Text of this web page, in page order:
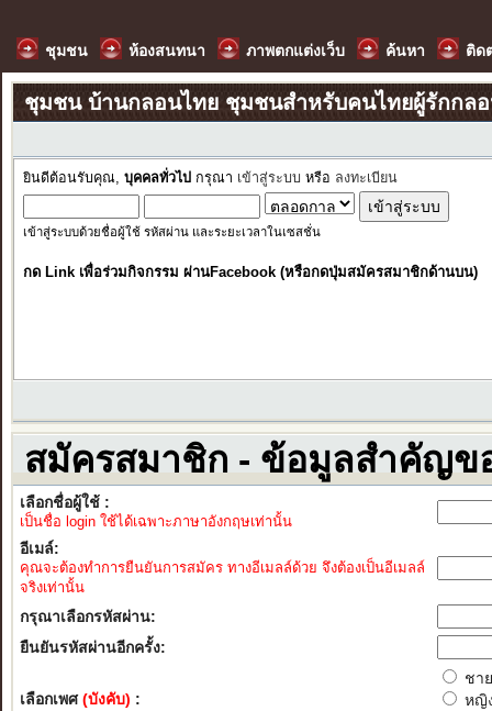
ชุมชน ห้องสนทนา ภาพตกแต่งเว็บ ค้นหา ติด
ชุมชน บ้านกลอนไทย ชุมชนสำหรับคนไทยผู้รักกล
ยินดีต้อนรับคุณ, บุคคลทั่วไป กรุณา เข้าสู่ระบบ หรือ ลงทะเบียน
เข้าสู่ระบบด้วยชื่อผู้ใช้ รหัสผ่าน และระยะเวลาในเซสชั่น
กด Link เพื่อร่วมกิจกรรม ผ่านFacebook (หรือกดปุ่มสมัครสมาชิกด้านบน)
สมัครสมาชิก - ข้อมูลสำคัญข
เลือกชื่อผู้ใช้ :
เป็นชื่อ login ใช้ได้เฉพาะภาษาอังกฤษเท่านั้น
อีเมล์:
คุณจะต้องทำการยืนยันการสมัคร ทางอีเมลล์ด้วย จึงต้องเป็นอีเมลล์
จริงเท่านั้น
กรุณาเลือกรหัสผ่าน:
ยืนยันรหัสผ่านอีกครั้ง:
เลือกเพศ(บังคับ) :
ชาย
หญิ